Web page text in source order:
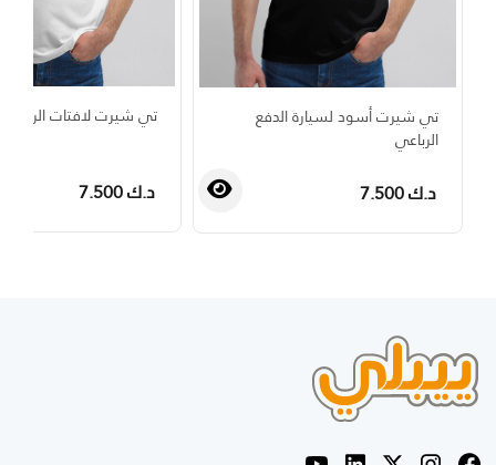
تي شيرت أسود لسيارة الدفع
الرباعي
د.ك 7.500
تي شيرت لافتات
د.ك 7.500